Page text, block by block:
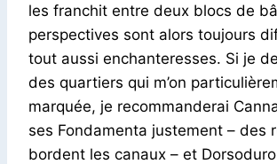
les franchit entre deux blocs de
perspectives sont alors toujours
tout aussi enchanteresses. Si je
des quartiers qui m’on
marquée, je recommanderai
ses Fondamenta justement – des
bordent les canaux – et